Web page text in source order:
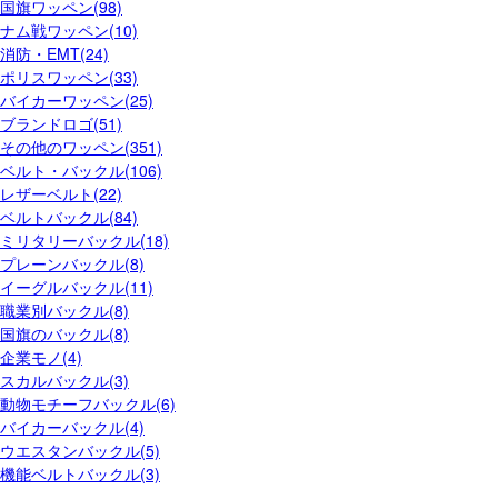
国旗ワッペン(98)
ナム戦ワッペン(10)
消防・EMT(24)
ポリスワッペン(33)
バイカーワッペン(25)
ブランドロゴ(51)
その他のワッペン(351)
ベルト・バックル(106)
レザーベルト(22)
ベルトバックル(84)
ミリタリーバックル(18)
プレーンバックル(8)
イーグルバックル(11)
職業別バックル(8)
国旗のバックル(8)
企業モノ(4)
スカルバックル(3)
動物モチーフバックル(6)
バイカーバックル(4)
ウエスタンバックル(5)
機能ベルトバックル(3)